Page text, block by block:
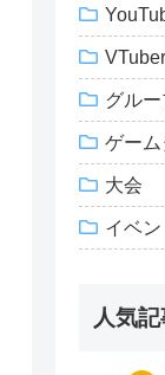
VTuber
グル
ゲー
大会
イベン
人気